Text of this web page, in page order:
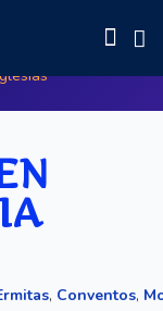
, Conventos,